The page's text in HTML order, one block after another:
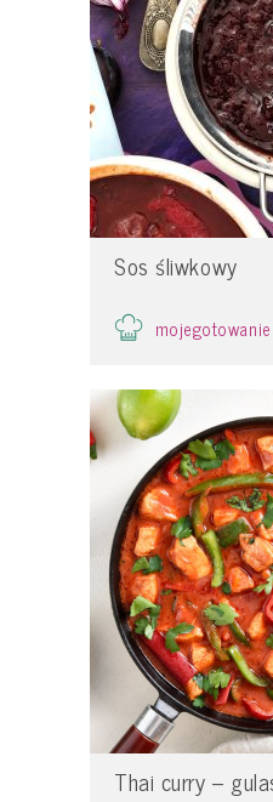
Sos śliwkowy
mojegotowanie
Thai curry –